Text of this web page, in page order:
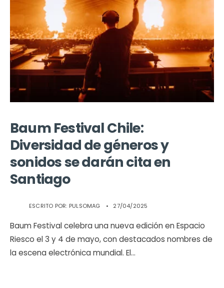
Baum Festival Chile:
Diversidad de géneros y
sonidos se darán cita en
Santiago
ESCRITO POR: PULSOMAG • 27/04/2025
Baum Festival celebra una nueva edición en Espacio
Riesco el 3 y 4 de mayo, con destacados nombres de
la escena electrónica mundial. El...